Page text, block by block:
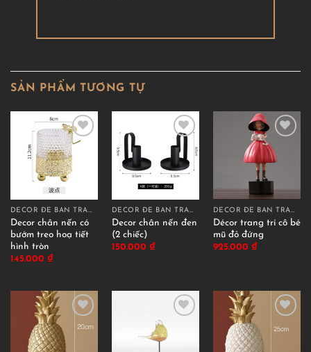
SẢN PHẨM TƯƠNG TỰ
DECOR ĐỂ BÀN TRANG TRÍ
Decor chân nến có
bướm treo hoạ tiết
hình tròn
145.000 ₫
DECOR ĐỂ BÀN TRANG TRÍ
Decor chân nến đen
(2 chiếc)
150.000 ₫
DECOR ĐỂ BÀN TRANG TRÍ
Décor trang trí cô bé
mũ đỏ đứng
925.000 ₫